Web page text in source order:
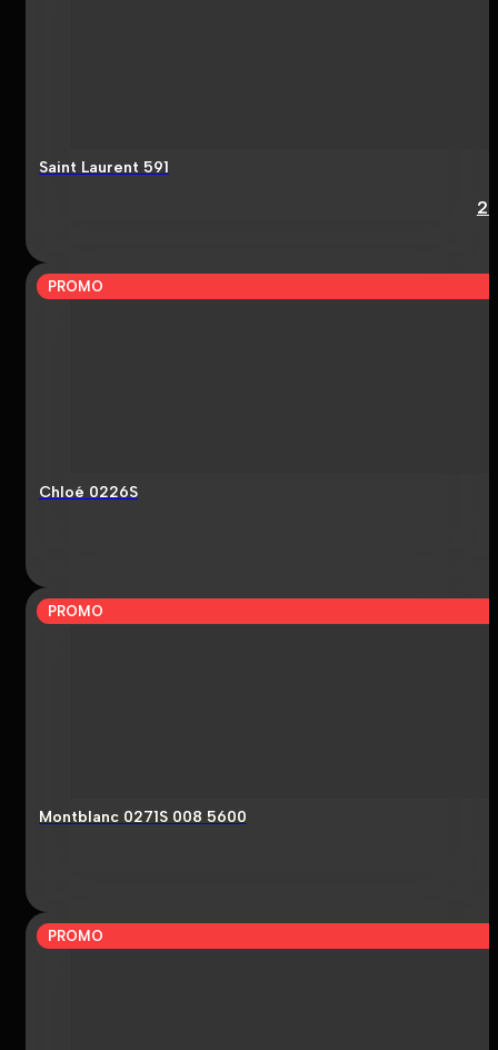
Saint Laurent 591
PROMO
Chloé 0226S
PROMO
Montblanc 0271S 008 5600
PROMO